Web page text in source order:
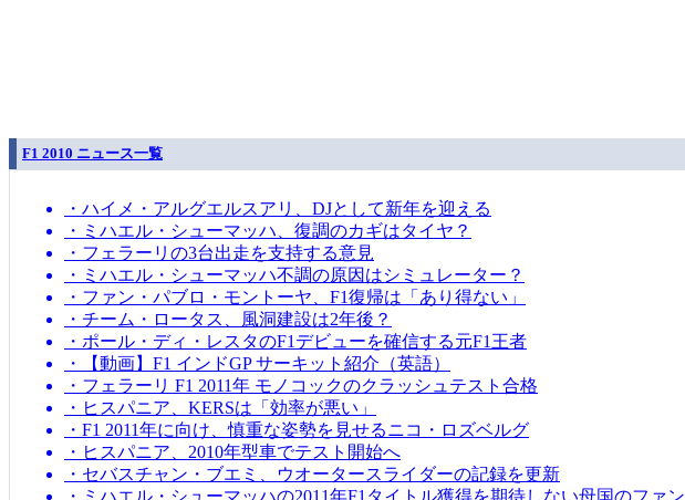
F1 2010 ニュース一覧
・ハイメ・アルグエルスアリ、DJとして新年を迎える
・ミハエル・シューマッハ、復調のカギはタイヤ？
・フェラーリの3台出走を支持する意見
・ミハエル・シューマッハ不調の原因はシミュレーター？
・ファン・パブロ・モントーヤ、F1復帰は「あり得ない」
・チーム・ロータス、風洞建設は2年後？
・ポール・ディ・レスタのF1デビューを確信する元F1王者
・【動画】F1 インドGP サーキット紹介（英語）
・フェラーリ F1 2011年 モノコックのクラッシュテスト合格
・ヒスパニア、KERSは「効率が悪い」
・F1 2011年に向け、慎重な姿勢を見せるニコ・ロズベルグ
・ヒスパニア、2010年型車でテスト開始へ
・セバスチャン・ブエミ、ウオータースライダーの記録を更新